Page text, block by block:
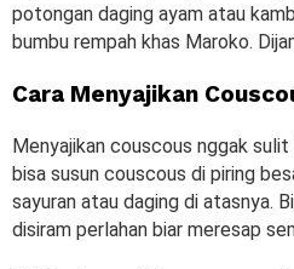
potongan daging ayam atau
bumbu rempah khas Maroko.
Cara Menyajikan
Menyajikan couscous nggak
bisa susun couscous di piring
sayuran atau daging di atasnya.
disiram perlahan biar meresap